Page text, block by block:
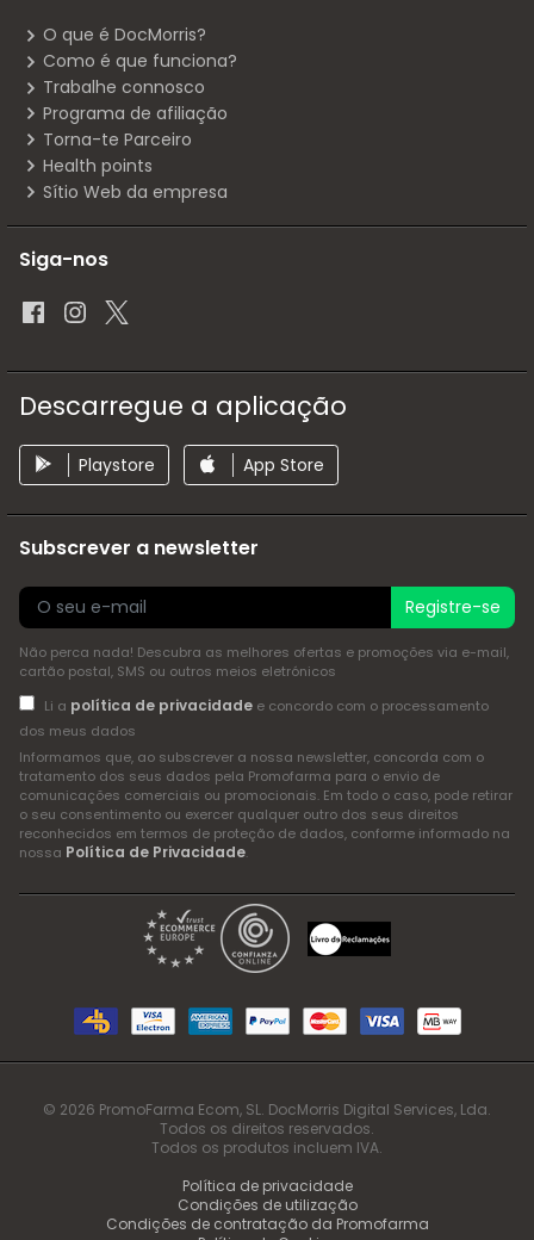
O que é DocMorris?
Como é que funciona?
Trabalhe connosco
Programa de afiliação
Torna-te Parceiro
Health points
Sítio Web da empresa
Siga-nos
Descarregue a aplicação
Playstore App Store
Subscrever a newsletter
Registre-se
Não perca nada! Descubra as melhores ofertas e promoções via e-mail,
cartão postal, SMS ou outros meios eletrónicos
Li a política de privacidadee concordo com o processamento
dos meus dados
Informamos que, ao subscrever a nossa newsletter, concorda com o
tratamento dos seus dados pela Promofarma para o envio de
comunicações comerciais ou promocionais. Em todo o caso, pode retirar
o seu consentimento ou exercer qualquer outro dos seus direitos
reconhecidos em termos de proteção de dados, conforme informado na
nossa Política de Privacidade.
© 2026 PromoFarma Ecom, SL. DocMorris Digital Services, Lda.
Todos os direitos reservados.
Todos os produtos incluem IVA.
Política de privacidade
Condições de utilização
Condições de contratação da Promofarma